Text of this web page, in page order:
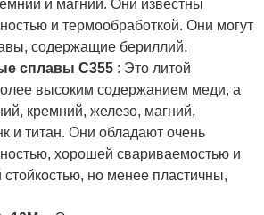
и магний. Они известны
и термообработкой. Они могут
содержащие бериллий.
сплавы C355 : Это литой
высоким содержанием меди, а
кремний, железо, магний,
и титан. Они обладают очень
хорошей свариваемостью и
стойкостью, но менее пластичны,